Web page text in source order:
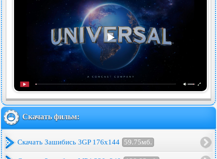
Скачать фильм:
Скачать Зашибись 3GP 176x144 59.75мб.